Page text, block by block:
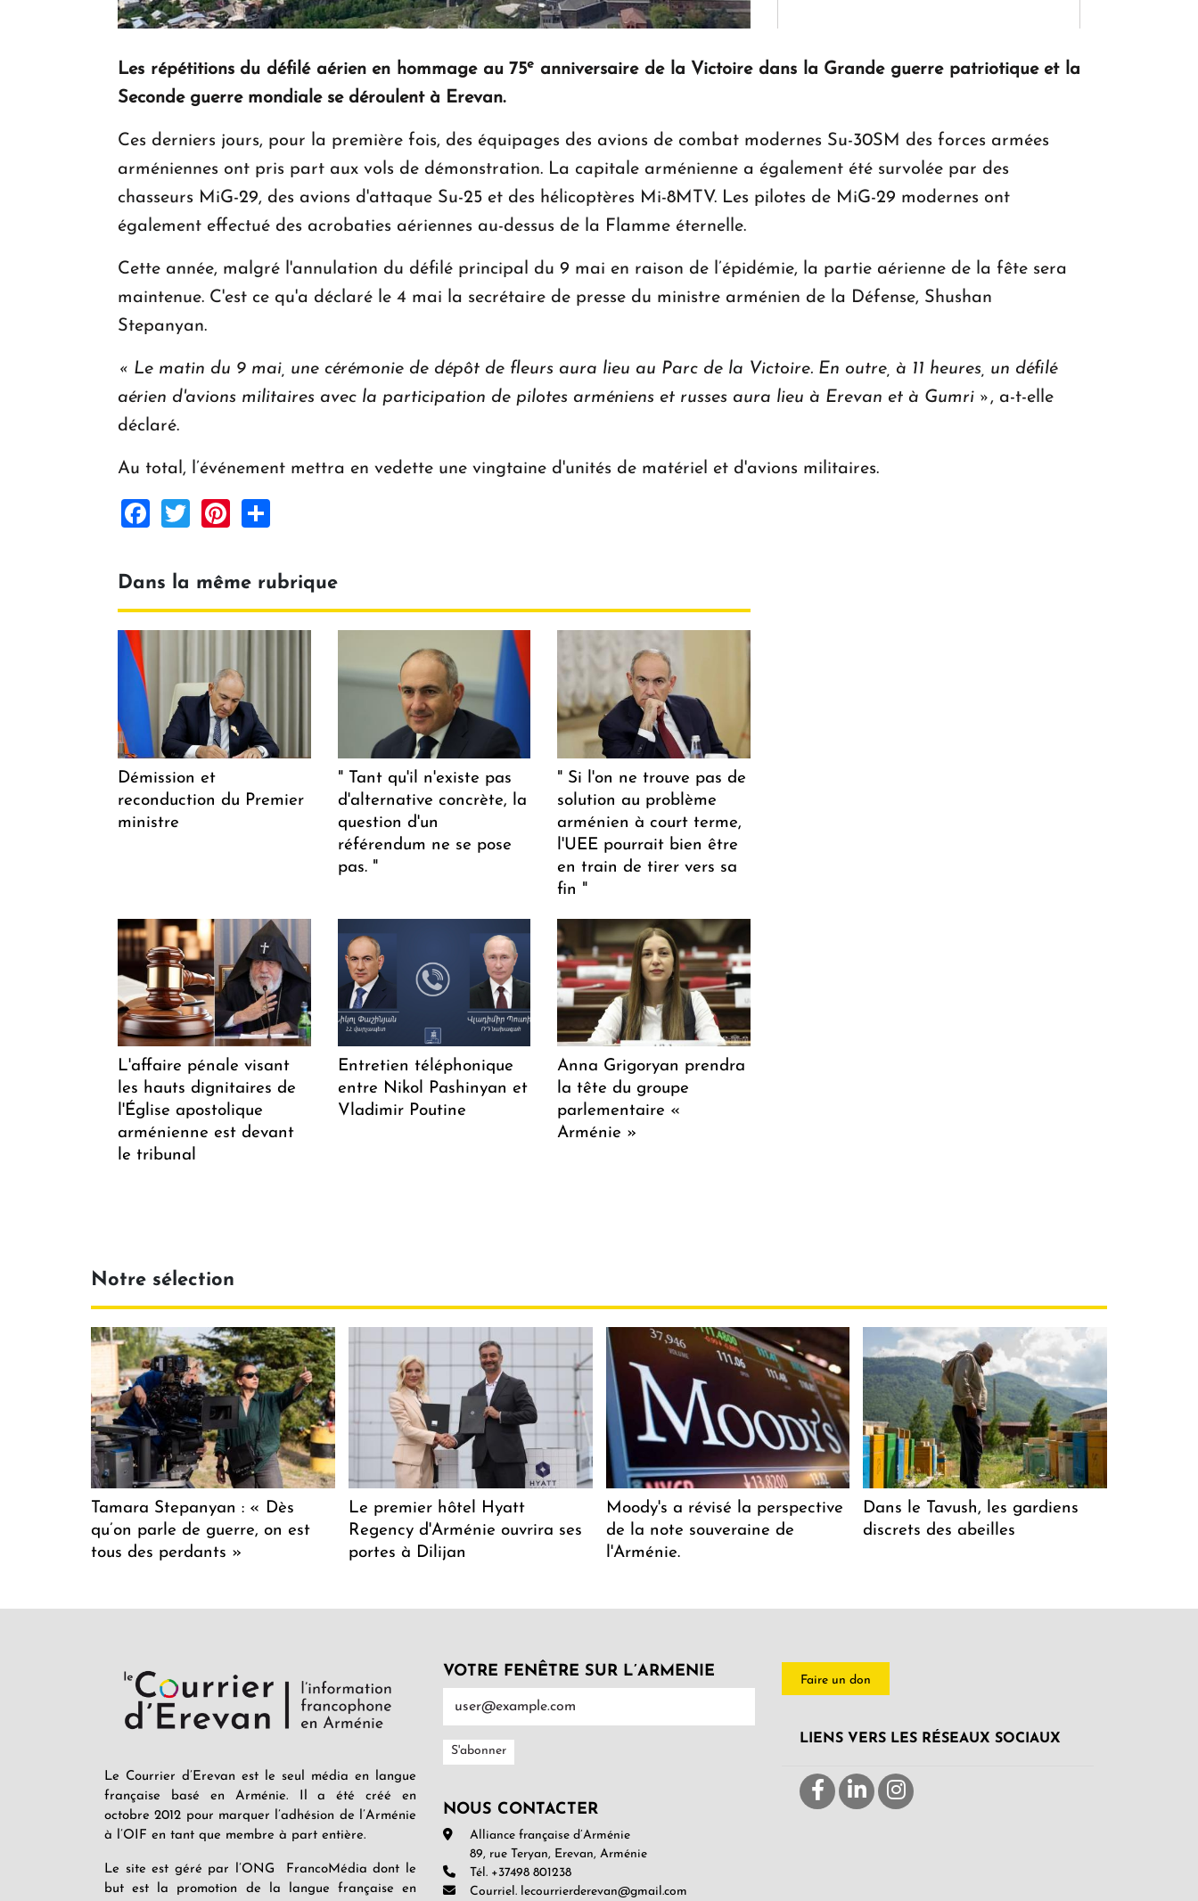
Le premier hôtel Hyatt Regency
Les répétitions du défilé aérien en hommage au 75e anniversaire de la Victoire dans la Grande guerre patriotique et la
Seconde guerre mondiale se déroulent à Erevan.
Ces derniers jours, pour la première fois, des équipages des avions de combat modernes Su-30SM des forces armées
arméniennes ont pris part aux vols de démonstration. La capitale arménienne a également été survolée par des
chasseurs MiG-29, des avions d'attaque Su-25 et des hélicoptères Mi-8MTV. Les pilotes de MiG-29 modernes ont
également effectué des acrobaties aériennes au-dessus de la Flamme éternelle.
Cette année, malgré l'annulation du défilé principal du 9 mai en raison de l’épidémie, la partie aérienne de la fête sera
maintenue. C'est ce qu'a déclaré le 4 mai la secrétaire de presse du ministre arménien de la Défense, Shushan
Stepanyan.
« Le matin du 9 mai, une cérémonie de dépôt de fleurs aura lieu au Parc de la Victoire. En outre, à 11 heures, un défilé
aérien d'avions militaires avec la participation de pilotes arméniens et russes aura lieu à Erevan et à Gumri », a-t-elle
déclaré.
Au total, l’événement mettra en vedette une vingtaine d'unités de matériel et d'avions militaires.
Facebook
TwitterPinterest
Dans la même rubrique
Démission et
reconduction du Premier
ministre
" Tant qu'il n'existe pas
d'alternative concrète, la
question d'un
référendum ne se pose
pas. "
" Si l'on ne trouve pas de
solution au problème
arménien à court terme,
l'UEE pourrait bien être
en train de tirer vers sa
fin "
L'affaire pénale visant
les hauts dignitaires de
l'Église apostolique
arménienne est devant
le tribunal
Entretien téléphonique
entre Nikol Pashinyan et
Vladimir Poutine
Anna Grigoryan prendra
la tête du groupe
parlementaire «
Arménie »
Notre sélection
Tamara Stepanyan : « Dès
qu’on parle de guerre, on est
tous des perdants »
Le premier hôtel Hyatt
Regency d'Arménie ouvrira ses
portes à Dilijan
Moody's a révisé la perspective
de la note souveraine de
l'Arménie.
Dans le Tavush, les gardiens
discrets des abeilles
Le Courrier d’Erevan est le seul média en langue
française basé en Arménie. Il a été créé en
octobre 2012 pour marquer l’adhésion de l’Arménie
à l’OIF en tant que membre à part entière.
Le site est géré par l’ONG FrancoMédia dont le
but est la promotion de la langue française en
VOTRE FENÊTRE SUR L’ARMENIE
NOUS CONTACTER
Alliance française d’Arménie
89, rue Teryan, Erevan, Arménie
Tél. +37498 801238
Courriel. lecourrierderevan@gmail.com
Faire un don
LIENS VERS LES RÉSEAUX SOCIAUX